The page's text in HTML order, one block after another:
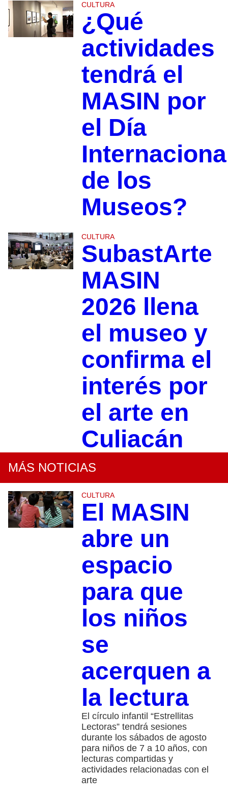
CULTURA
¿Qué
actividades
tendrá el
MASIN por
el Día
de los
Museos?
CULTURA
SubastArte
MASIN
2026 llena
el museo y
confirma el
interés por
el arte en
Culiacán
MÁS NOTICIAS
CULTURA
El MASIN
abre un
espacio
para que
los niños
se
acerquen a
la lectura
El círculo infantil “Estrellitas
Lectoras” tendrá sesiones
durante los sábados de agosto
para niños de 7 a 10 años, con
lecturas compartidas y
actividades relacionadas con el
arte